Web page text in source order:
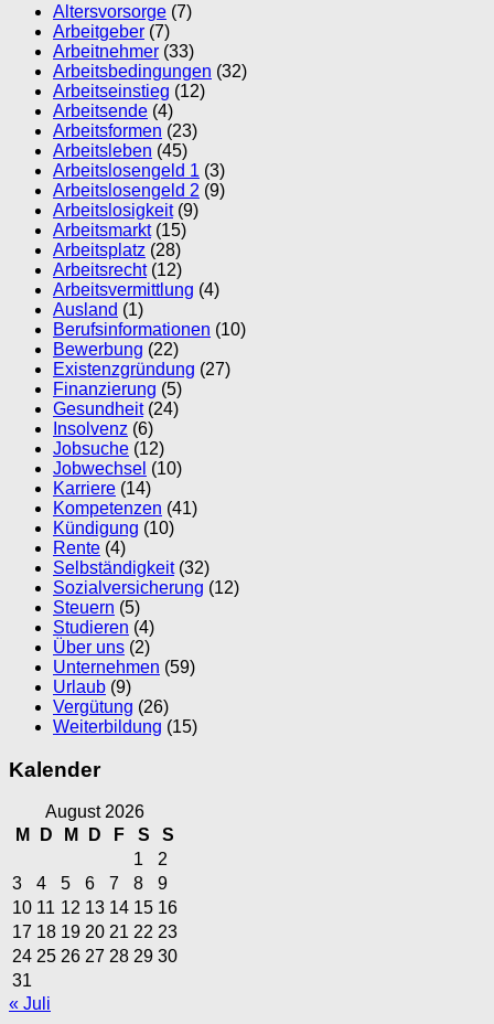
Altersvorsorge (7)
Arbeitgeber (7)
Arbeitnehmer (33)
Arbeitsbedingungen (32)
Arbeitseinstieg (12)
Arbeitsende (4)
Arbeitsformen (23)
Arbeitsleben (45)
Arbeitslosengeld 1 (3)
Arbeitslosengeld 2 (9)
Arbeitslosigkeit(9)
Arbeitsmarkt(15)
Arbeitsplatz (28)
Arbeitsrecht(12)
Arbeitsvermittlung (4)
Ausland (1)
Berufsinformationen (10)
Bewerbung (22)
Existenzgründung (27)
Finanzierung (5)
Gesundheit(24)
Insolvenz (6)
Jobsuche (12)
Jobwechsel (10)
Karriere (14)
Kompetenzen (41)
Kündigung (10)
Rente (4)
Selbständigkeit(32)
Sozialversicherung (12)
Steuern (5)
Studieren (4)
Über uns (2)
Unternehmen (59)
Urlaub (9)
Vergütung (26)
Weiterbildung (15)
Kalender
August 2026
M
D M D F S
S
1
2
3
4 5 6 7 8
9
10 11 12 13 14 15 16
17 18 19 20 21 22 23
24 25 26 27 28 29 30
31
« Juli